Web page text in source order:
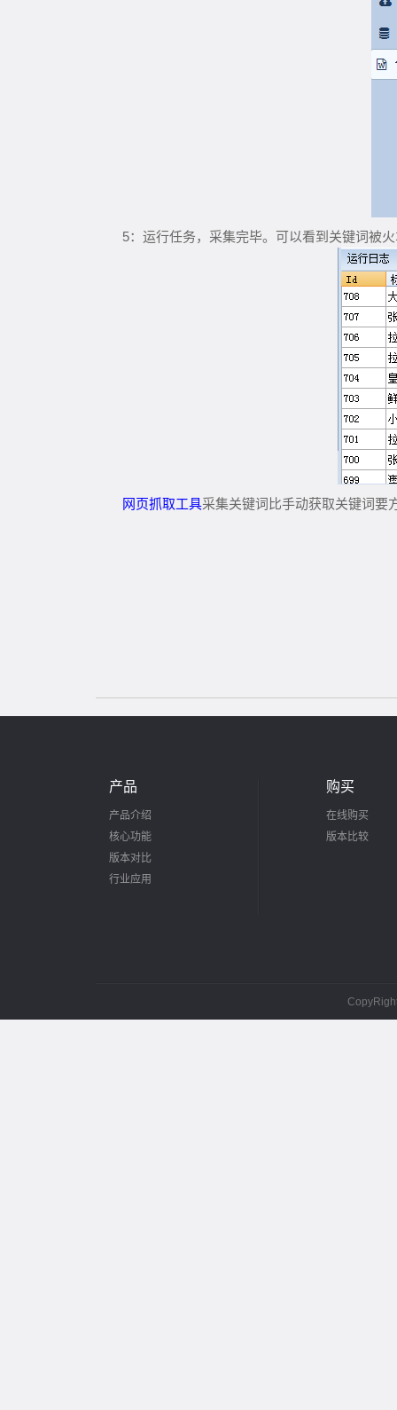
5：运行任务，采集完毕。可以看到关键词被
网页抓取工具采集关键词比手动获取关键词要
产品
产品介绍
核心功能
版本对比
行业应用
购买
在线购买
版本比较